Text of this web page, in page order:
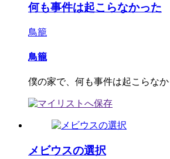
何も事件は起こらなかった
鳥籠
鳥籠
僕の家で、何も事件は起こらなか
メビウスの選択